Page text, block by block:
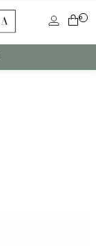
0